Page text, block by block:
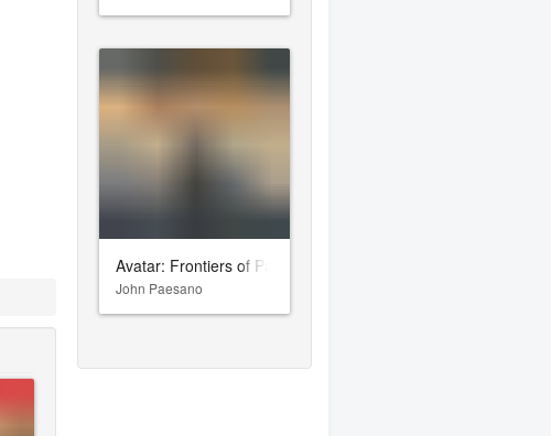
Avatar: Frontiers of Pandora - From the Ashes
John Paesano